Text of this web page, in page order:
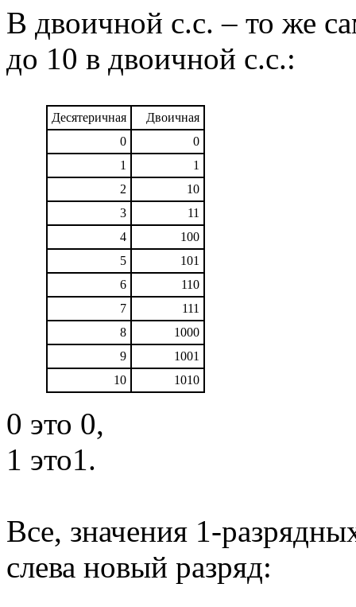
В двоичной с.с. – то же
до 10 в двоичной с.с.:
Десятеричная
Двоичная
0
0
1
1
2
10
3
11
4
100
5
101
6
110
7
111
8
1000
9
1001
10
1010
0 это 0,
1 это1.
Все, значения 1-
слева новый разряд: